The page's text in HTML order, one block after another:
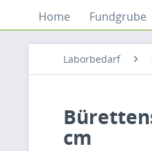
Home Fundgrube
Laborbedarf
cm